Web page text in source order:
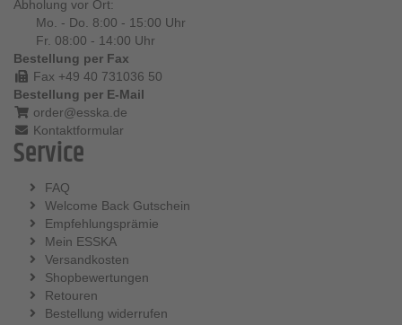
Abholung vor Ort:
Mo. - Do. 8:00 - 15:00 Uhr
Fr. 08:00 - 14:00 Uhr
Bestellung per Fax
Fax +49 40 731036 50
Bestellung per E-Mail
order@esska.de
Kontaktformular
Service
FAQ
Welcome Back Gutschein
Empfehlungsprämie
Mein ESSKA
Versandkosten
Shopbewertungen
Retouren
Bestellung widerrufen